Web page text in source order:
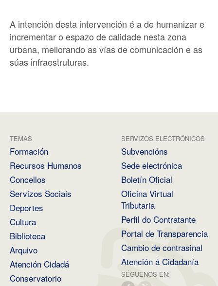
A intención desta intervención é a de humanizar e
incrementar o espazo de calidade nesta zona
urbana, mellorando as vías de comunicación e as
súas infraestruturas.
TEMAS
Formación
Recursos Humanos
Concellos
Servizos Sociais
Deportes
Cultura
Biblioteca
Arquivo
Atención Cidadá
Conservatorio
SERVIZOS ELECTRÓNICOS
Subvencións
Sede electrónica
Boletín Oficial
Oficina Virtual
Tributaria
Perfil do Contratante
Portal de Transparencia
Cambio de contrasinal
Atención á Cidadanía
SÉGUENOS EN: